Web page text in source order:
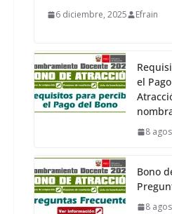
6 diciembre, 2025 Efrain
el
8
Bono
8